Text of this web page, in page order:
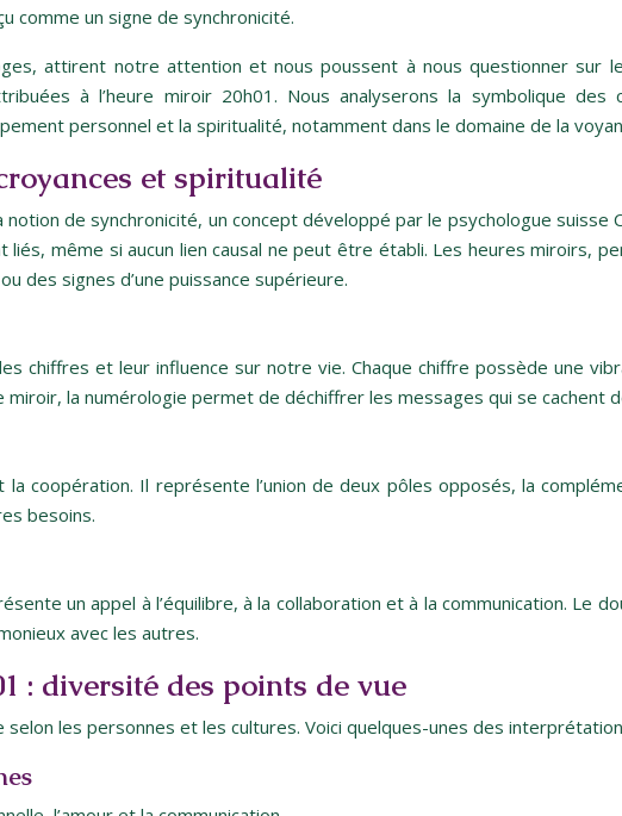
comme un signe de synchronicité.
attirent notre attention et nous poussent à nous questionner sur
à l’heure miroir 20h01. Nous analyserons la symbolique
personnel et la spiritualité, notamment dans le domaine de la
et spiritualité
de synchronicité, un concept développé par le psychologue suisse
même si aucun lien causal ne peut être établi. Les heures miroirs,
des signes d’une puissance supérieure.
chiffres et leur influence sur notre vie. Chaque chiffre possède une
la numérologie permet de déchiffrer les messages qui se cachent
coopération. Il représente l’union de deux pôles opposés, la
besoins.
un appel à l’équilibre, à la collaboration et à la communication. Le
avec les autres.
: diversité des points de vue
les personnes et les cultures. Voici quelques-unes des